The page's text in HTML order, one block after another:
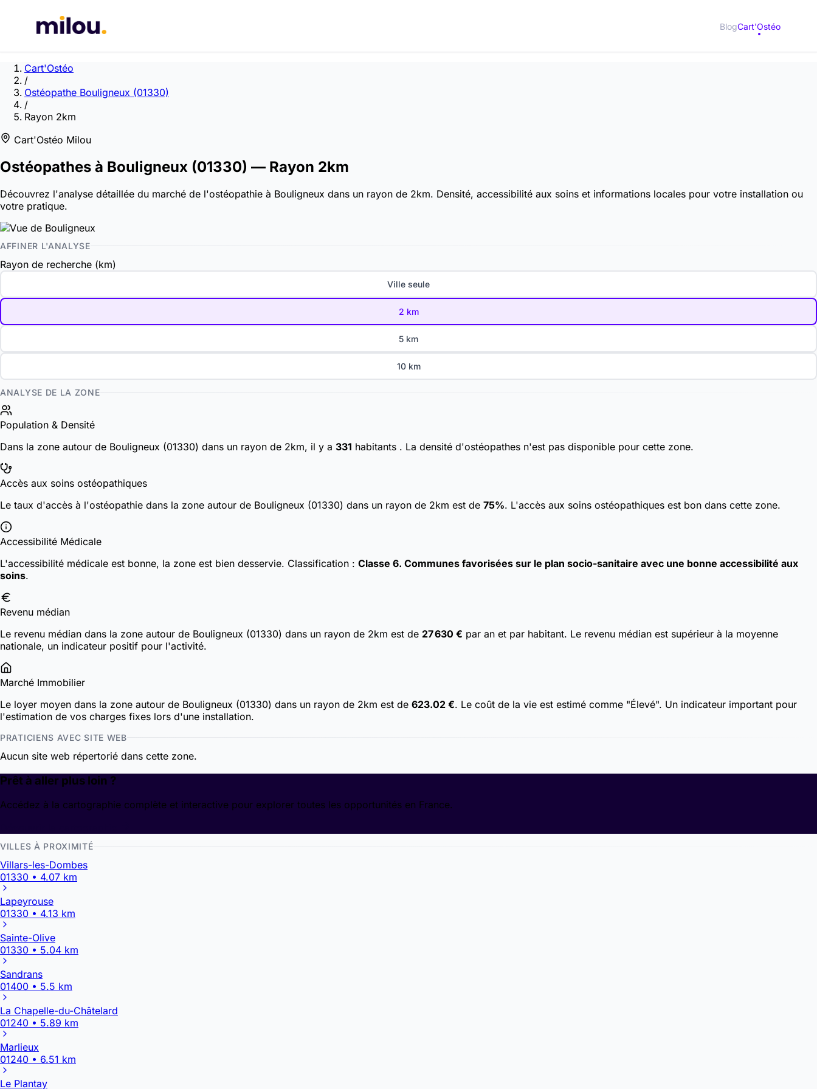
BlogCart'Ostéo
Cart'Ostéo
/
Ostéopathe Bouligneux (01330)
/
Rayon 2km
Cart'Ostéo Milou
Ostéopathes à Bouligneux (01330) — Rayon 2km
Découvrez l'analyse détaillée du marché de l'ostéopathie à Bouligneux dans un rayon de 2km. Densité, accessibilité aux soins et informations locales pour votre installation ou
votre pratique.
AFFINER L'ANALYSE
Rayon de recherche (km)
Ville seule
2 km
5 km
10 km
ANALYSE DE LA ZONE
Population & Densité
Dans la zone autour de Bouligneux (01330) dans un rayon de 2km, il y a 331 habitants . La densité d'ostéopathes n'est pas disponible pour cette zone.
Accès aux soins ostéopathiques
Le taux d'accès à l'ostéopathie dans la zone autour de Bouligneux (01330) dans un rayon de 2km est de 75%. L'accès aux soins ostéopathiques est bon dans cette zone.
Accessibilité Médicale
L'accessibilité médicale est bonne, la zone est bien desservie. Classification : Classe 6. Communes favorisées sur le plan socio-sanitaire avec une bonne accessibilité aux
soins.
Revenu médian
Le revenu médian dans la zone autour de Bouligneux (01330) dans un rayon de 2km est de 27 630 € par an et par habitant. Le revenu médian est supérieur à la moyenne
nationale, un indicateur positif pour l'activité.
Marché Immobilier
Le loyer moyen dans la zone autour de Bouligneux (01330) dans un rayon de 2km est de 623.02 €. Le coût de la vie est estimé comme "Élevé". Un indicateur important pour
l'estimation de vos charges fixes lors d'une installation.
PRATICIENS AVEC SITE WEB
Aucun site web répertorié dans cette zone.
Prêt à aller plus loin ?
Accédez à la cartographie complète et interactive pour explorer toutes les opportunités en France.
VILLES À PROXIMITÉ
Villars-les-Dombes
01330 • 4.07 km
Lapeyrouse
01330 • 4.13 km
Sainte-Olive
01330 • 5.04 km
Sandrans
01400 • 5.5 km
La Chapelle-du-Châtelard
01240 • 5.89 km
Marlieux
01240 • 6.51 km
Le Plantay